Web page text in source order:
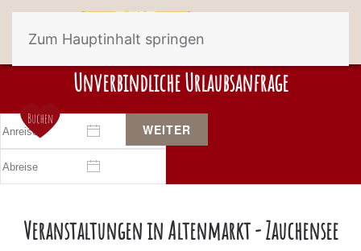
Zum Hauptinhalt springen
Unverbindliche Urlaubsanfrage
WEITER
Veranstaltungen in Altenmarkt - Zauchensee